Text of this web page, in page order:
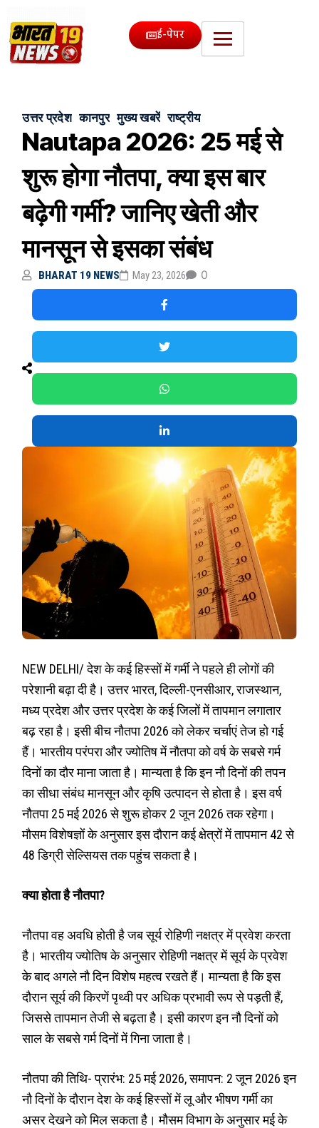
ई-पेपर
उत्तर प्रदेश कानपुर मुख्य खबरें राष्ट्रीय
Nautapa 2026: 25 मई से
शुरू होगा नौतपा, क्या इस बार
बढ़ेगी गर्मी? जानिए खेती और
मानसून से इसका संबंध
BHARAT 19 NEWS May 23, 2026 0
NEW DELHI/ देश के कई हिस्सों में गर्मी ने पहले ही लोगों की
परेशानी बढ़ा दी है। उत्तर भारत, दिल्ली-एनसीआर, राजस्थान,
मध्य प्रदेश और उत्तर प्रदेश के कई जिलों में तापमान लगातार
बढ़ रहा है। इसी बीच नौतपा 2026 को लेकर चर्चाएं तेज हो गई
हैं। भारतीय परंपरा और ज्योतिष में नौतपा को वर्ष के सबसे गर्म
दिनों का दौर माना जाता है। मान्यता है कि इन नौ दिनों की तपन
का सीधा संबंध मानसून और कृषि उत्पादन से होता है। इस वर्ष
नौतपा 25 मई 2026 से शुरू होकर 2 जून 2026 तक रहेगा।
मौसम विशेषज्ञों के अनुसार इस दौरान कई क्षेत्रों में तापमान 42 से
48 डिग्री सेल्सियस तक पहुंच सकता है।
क्या होता है नौतपा?
नौतपा वह अवधि होती है जब सूर्य रोहिणी नक्षत्र में प्रवेश करता
है। भारतीय ज्योतिष के अनुसार रोहिणी नक्षत्र में सूर्य के प्रवेश
के बाद अगले नौ दिन विशेष महत्व रखते हैं। मान्यता है कि इस
दौरान सूर्य की किरणें पृथ्वी पर अधिक प्रभावी रूप से पड़ती हैं,
जिससे तापमान तेजी से बढ़ता है। इसी कारण इन नौ दिनों को
साल के सबसे गर्म दिनों में गिना जाता है।
नौतपा की तिथि- प्रारंभ: 25 मई 2026, समापन: 2 जून 2026 इन
नौ दिनों के दौरान देश के कई हिस्सों में लू और भीषण गर्मी का
असर देखने को मिल सकता है। मौसम विभाग के अनुसार मई के